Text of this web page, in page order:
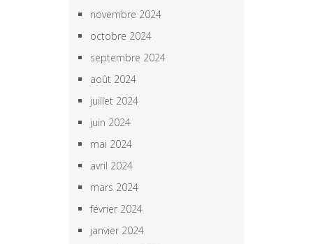
novembre 2024
octobre 2024
septembre 2024
août 2024
juillet 2024
juin 2024
mai 2024
avril 2024
mars 2024
février 2024
janvier 2024